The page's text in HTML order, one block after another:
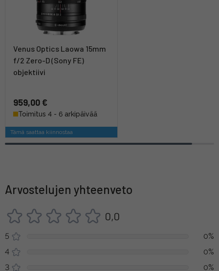
Venus Optics Laowa 15mm
f/2 Zero-D (Sony FE)
objektiivi
959,00 €
Toimitus 4 - 6 arkipäivää
Tämä saattaa kiinnostaa
Arvostelujen yhteenveto
0,0
5
0%
4
0%
3
0%